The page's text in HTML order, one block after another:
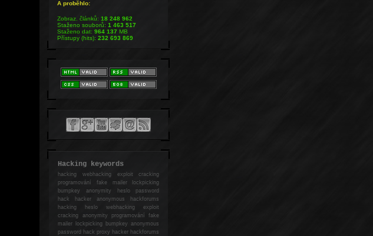
A proběhlo:
Zobraz. článků:18 248 962
Staženo souborů:1 463 517
Staženo dat:964 137MB
Přístupy (hits):232 693 869
Hacking keywords
hackingwebhacking exploit cracking
programování fake mailer lockpicking
bumpkey anonymity heslo password
hackhacker anonymous hackforums
hackingheslo webhacking exploit
cracking anonymity programování fake
mailer lockpicking bumpkey anonymous
password hack proxy hacker hackforums